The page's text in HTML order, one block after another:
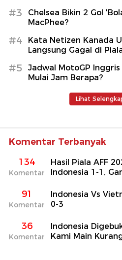
#3
Chelsea Bikin 2 Gol
MacPhee?
#4
Kata Netizen Kanada
Langsung Gagal di
#5
Jadwal MotoGP
Mulai Jam Berapa?
Lihat
Komentar Terbanyak
134
Komentar
Hasil Piala AFF
Indonesia 1-1,
91
Komentar
Indonesia Vs
0-3
36
Komentar
Indonesia
Kami Main